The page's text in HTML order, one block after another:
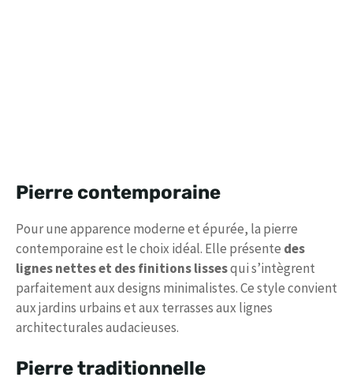
Pierre contemporaine
Pour une apparence moderne et épurée, la pierre
contemporaine est le choix idéal. Elle présente des
lignes nettes et des finitions lissesqui s’intègrent
parfaitement aux designs minimalistes. Ce style convient
aux jardins urbains et aux terrasses aux lignes
architecturales audacieuses.
Pierre traditionnelle